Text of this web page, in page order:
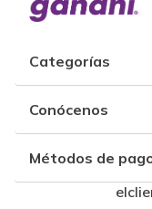
Categorías
Conócenos
Métodos de